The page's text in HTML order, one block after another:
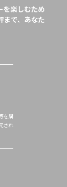
を楽しむため
まで、あなた
を購
され